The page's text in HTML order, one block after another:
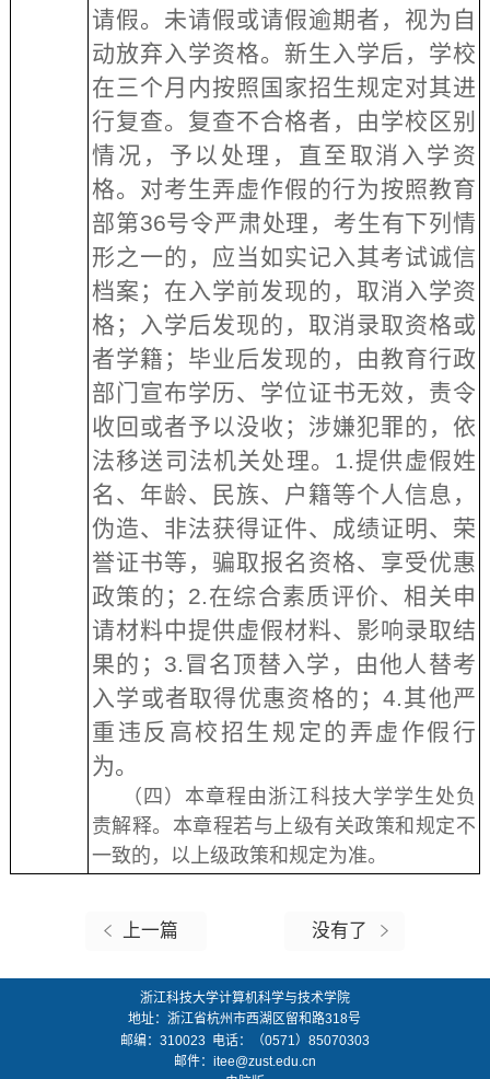
请假。未请假或请假逾期者，视为自
动放弃入学资格。新生入学后，学校
在三个月内按照国家招生规定对其进
行复查。复查不合格者，由学校区别
情况，予以处理，直至取消入学资
格。对考生弄虚作假的行为按照教育
部第36号令严肃处理，考生有下列情
形之一的，应当如实记入其考试诚信
档案；在入学前发现的，取消入学资
格；入学后发现的，取消录取资格或
者学籍；毕业后发现的，由教育行政
部门宣布学历、学位证书无效，责令
收回或者予以没收；涉嫌犯罪的，依
法移送司法机关处理。1.提供虚假姓
名、年龄、民族、户籍等个人信息，
伪造、非法获得证件、成绩证明、荣
誉证书等，骗取报名资格、享受优惠
政策的；2.在综合素质评价、相关申
请材料中提供虚假材料、影响录取结
果的；3.冒名顶替入学，由他人替考
入学或者取得优惠资格的；4.其他严
重违反高校招生规定的弄虚作假行
为。
（四）本章程由浙江科技大学学生处负
责解释。本章程若与上级有关政策和规定不
一致的，以上级政策和规定为准。
上一篇 没有了
浙江科技大学计算机科学与技术学院
地址：浙江省杭州市西湖区留和路318号
邮编： 310023 电话：（0571）85070303
邮件： itee@zust.edu.cn